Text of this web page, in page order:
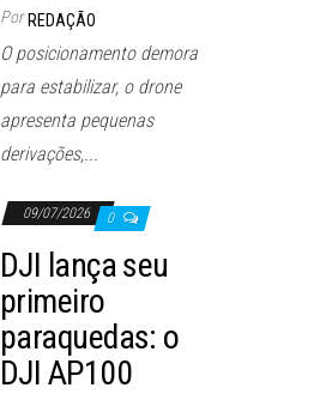
Por REDAÇÃO
O posicionamento demora
para estabilizar, o drone
apresenta pequenas
derivações,...
09/07/2026 0
DJI lança seu
primeiro
paraquedas: o
DJI AP100